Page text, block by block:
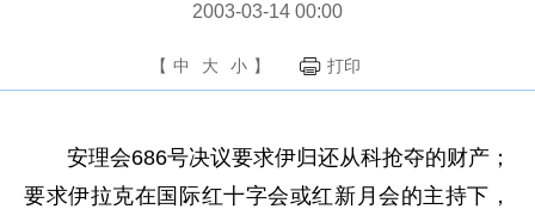
2003-03-14 00:00
【 中 大 小 】 打印
安理会686号决议要求伊归还从科抢夺的财产；
要求伊拉克在国际红十字会或红新月会的主持下，